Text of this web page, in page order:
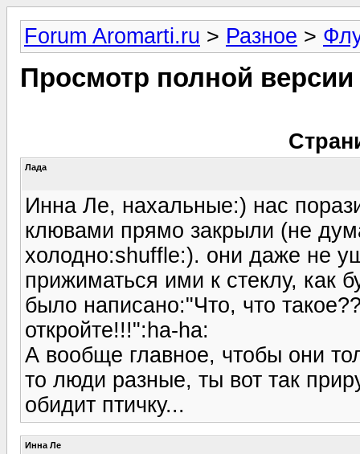
Forum Aromarti.ru > Разное >
Просмотр полной
Лада
Инна Ле, нахальные:) нас
клювами прямо закрыли (не
холодно:shuffle:). они даже не
прижиматься ими к стеклу, как
было написано:"Что, что
откройте!!!":ha-ha:
А вообще главное, чтобы они
то люди разные, ты вот так
обидит птичку...
Инна Ле